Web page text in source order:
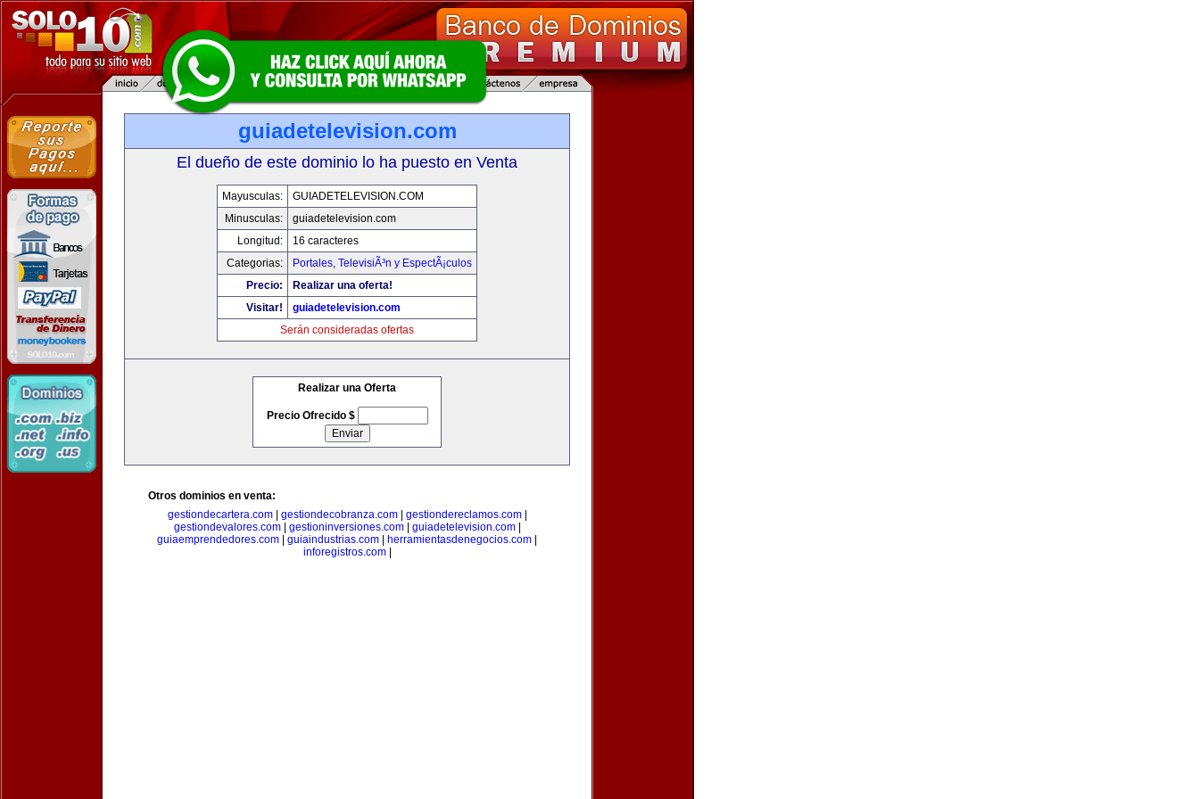
guiadetelevision.com
El dueño de este dominio lo ha puesto en Venta
Mayusculas:
GUIADETELEVISION.COM
Minusculas:
guiadetelevision.com
Longitud:
16 caracteres
Categorias:
Portales, TelevisiÃ³n y EspectÃ¡culos
Precio:
Realizar una oferta!
Visitar!
guiadetelevision.com
Serán consideradas ofertas
Realizar una Oferta
Precio Ofrecido $
Otros dominios en venta:
gestiondecartera.com| gestiondecobranza.com| gestiondereclamos.com|
gestiondevalores.com| gestioninversiones.com| guiadetelevision.com|
guiaemprendedores.com
guiaindustrias.com herramientasdenegocios.com
inforegistros.com|